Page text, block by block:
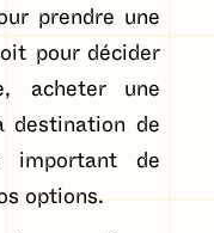
prendre une
pour décider
acheter une
destination de
important de
options.